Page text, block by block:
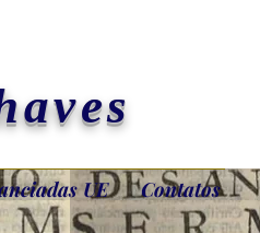
UE Contatos